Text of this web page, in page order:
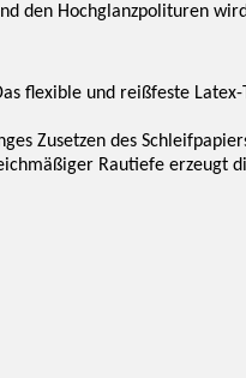
den Hochglanzpolituren
flexible und reißfeste
Zusetzen des
Rautiefe erzeugt